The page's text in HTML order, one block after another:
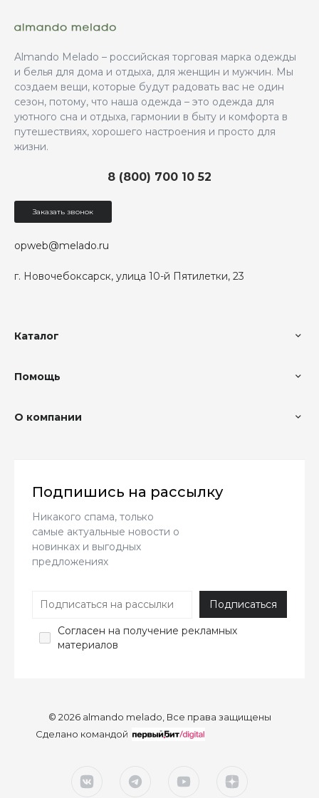
Almando Melado – российская торговая марка одежды
и белья для дома и отдыха, для женщин и мужчин. Мы
создаем вещи, которые будут радовать вас не один
сезон, потому, что наша одежда – это одежда для
уютного сна и отдыха, гармонии в быту и комфорта в
путешествиях, хорошего настроения и просто для
жизни.
г. Новочебоксарск, улица 10-й Пятилетки, 23
8 (800) 700 10 52
opweb@melado.ru
Заказать звонок
Каталог
Помощь
О компании
Подпишись на рассылку
Никакого спама, только
самые актуальные новости о
новинках и выгодных
предложениях
Согласен на получение рекламных
материалов
© 2026 almando melado, Все права защищены
Сделано командой